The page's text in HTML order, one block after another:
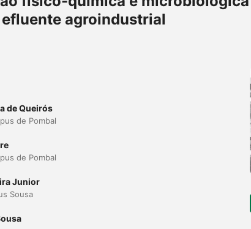
agroindustrial
de Queirós
de Pombal
de Pombal
Junior
Sousa